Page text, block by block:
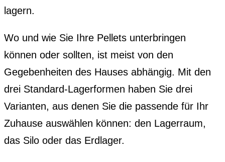
lagern.
Wo und wie Sie Ihre Pellets unterbringen
können oder sollten, ist meist von den
Gegebenheiten des Hauses abhängig. Mit den
drei Standard-Lagerformen haben Sie drei
Varianten, aus denen Sie die passende für Ihr
Zuhause auswählen können: den Lagerraum,
das Silo oder das Erdlager.